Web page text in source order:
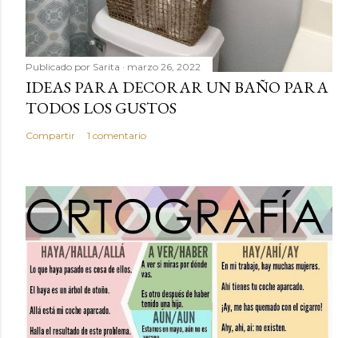
Publicado por Sarita marzo 26, 2022
IDEAS PARA DECORAR UN BAÑO PARA
TODOS LOS GUSTOS
Compartir 1 comentario